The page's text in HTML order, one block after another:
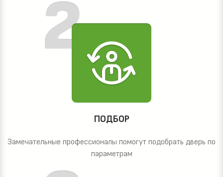
ПОДБОР
Замечательные профессионалы помогут подобрать дверь по
параметрам